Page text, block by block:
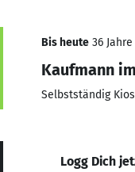
Bis heute 36
Kaufmann
Selbstständig
Logg Dich